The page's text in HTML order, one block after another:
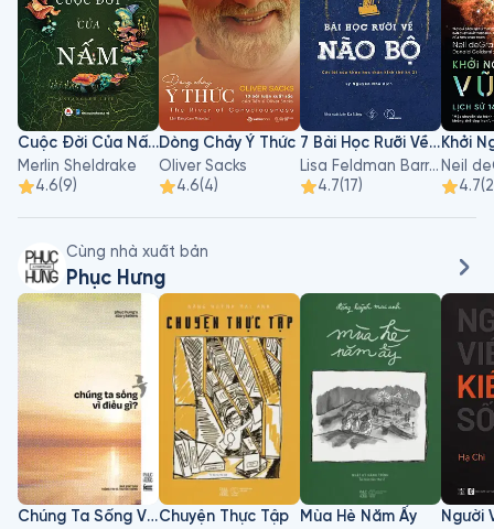
Cuộc Đời Của Nấm
Merlin Sheldrake
4.6(9)
Dòng Chảy Ý Thức
Oliver Sacks
4.6(4)
7 Bài Học Rưỡi Về Não Bộ
Lisa Feldman Barrett
4.7(17) 4.7(
Cùng nhà xuất bản
Phục Hưng
Chúng Ta Sống Vì Điều Gì?Chuyện Thực Tập
Mùa Hè Năm Ấy